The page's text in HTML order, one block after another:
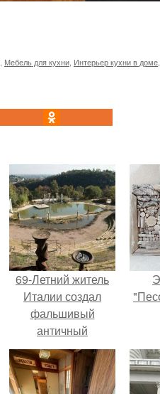
Мебель для кухни Интерьер кухни в доме
69-Летний житель
Италии создал
фальшивый
античный
амфитеатр и
долгое время
успешно выдавал